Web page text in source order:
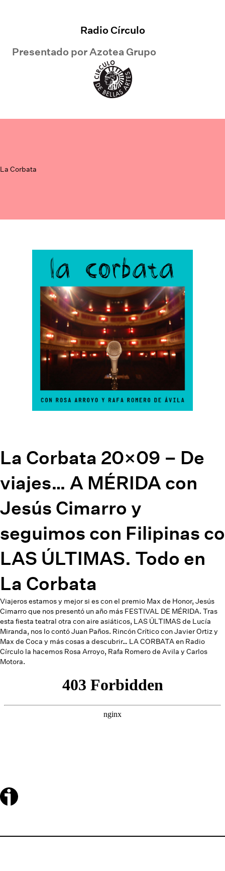
Radio Círculo
Presentado porAzotea Grupo
La Corbata
La Corbata 20×09 – De
viajes… A MÉRIDA con
Jesús Cimarro y
seguimos con Filipinas co
LAS ÚLTIMAS. Todo en
La Corbata
Viajeros estamos y mejor si es con el premio Max de Honor, Jesús
Cimarro que nos presentó un año más FESTIVAL DE MÉRIDA. Tras
esta fiesta teatral otra con aire asiáticos, LAS ÚLTIMAS de Lucía
Miranda, nos lo contó Juan Paños. Rincón Crítico con Javier Ortiz y
Max de Coca y más cosas a descubrir… LA CORBATA en Radio
Círculo la hacemos Rosa Arroyo, Rafa Romero de Avila y Carlos
Motora.